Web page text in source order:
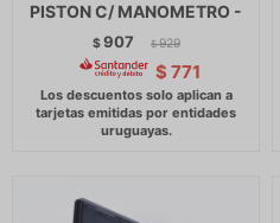
PISTON C/ MANOMETRO -
$907 $ 929
$ 771